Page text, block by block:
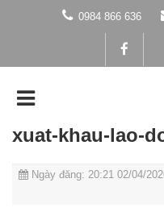
0984 866 636
xuat-khau-lao-
Ngày đăng: 20:21 02/04/